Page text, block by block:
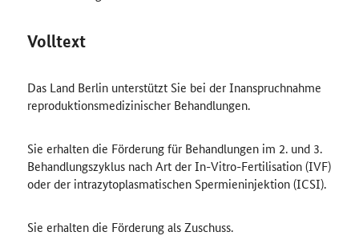
Volltext
Das Land Berlin unterstützt Sie bei der Inanspruchnahme
reproduktionsmedizinischer Behandlungen.
Sie erhalten die Förderung für Behandlungen im 2. und 3.
Behandlungszyklus nach Art der In-Vitro-Fertilisation (IVF)
oder der intrazytoplasmatischen Spermieninjektion (ICSI).
Sie erhalten die Förderung als Zuschuss.